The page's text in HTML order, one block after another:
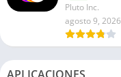
Pluto Inc.
agosto 9, 2026
APLICACIONES